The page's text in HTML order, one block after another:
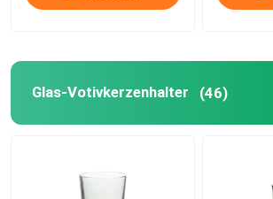
Glas-Votivkerzenhalter (46)